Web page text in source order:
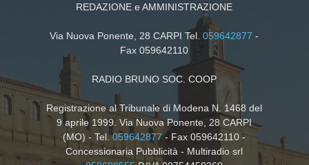
REDAZIONE e AMMINISTRAZIONE
Via Nuova Ponente, 28 CARPI Tel.059642877 -
Fax 059642110
RADIO BRUNO SOC. COOP
Registrazione al Tribunale di Modena N. 1468 del
9 aprile 1999. Via Nuova Ponente, 28 CARPI
(MO) - Tel.059642877- Fax 059642110 -
Concessionaria Pubblicità - Multiradio srl